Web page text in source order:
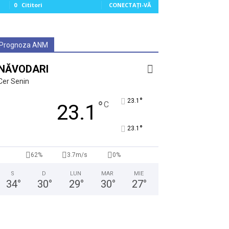
0 Cititori CONECTAȚI-VĂ
ANM
Senin
23.1 °C 23.1 °
23.1 °
62% 3.7m/s 0%
S
34°
D
30°
LUN
29°
MAR
30°
MIE
27°